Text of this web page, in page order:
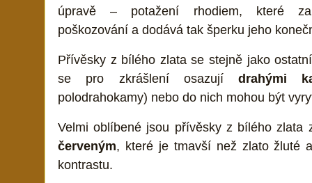
úpravě – potažení rhodiem, které
poškozování a dodává tak šperku jeho
Přívěsky z bílého zlata se stejně jako
se pro zkrášlení osazujídrahými
polodrahokamy) nebo do nich mohou být
Velmi oblíbené jsou přívěsky z bílého zlata
červeným, které je tmavší než zlato žluté
kontrastu.